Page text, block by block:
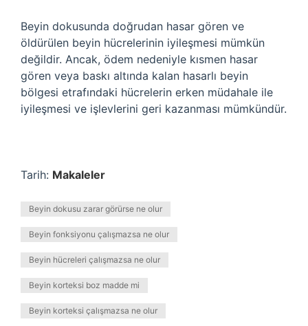
Beyin dokusunda doğrudan hasar gören ve
öldürülen beyin hücrelerinin iyileşmesi mümkün
değildir. Ancak, ödem nedeniyle kısmen hasar
gören veya baskı altında kalan hasarlı beyin
bölgesi etrafındaki hücrelerin erken müdahale ile
iyileşmesi ve işlevlerini geri kazanması mümkündür.
Tarih: Makaleler
Beyin dokusu zarar görürse ne olur
Beyin fonksiyonu çalışmazsa ne olur
Beyin hücreleri çalışmazsa ne olur
Beyin korteksi boz madde mi
Beyin korteksi çalışmazsa ne olur